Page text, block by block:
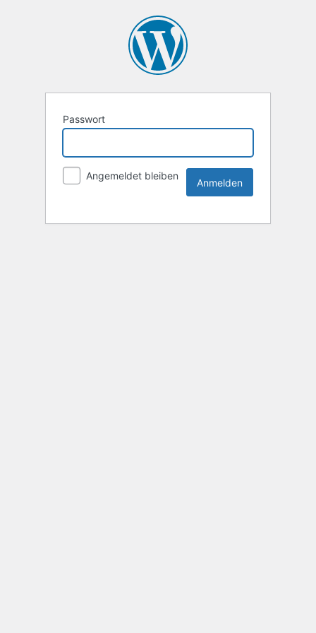
Passwort
Angemeldet bleiben